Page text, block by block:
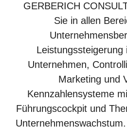
GERBERICH
Sie in allen
Leistungssteigerung
Unternehmen,
Marketing und
Kennzahlensysteme
Führungscockpit und